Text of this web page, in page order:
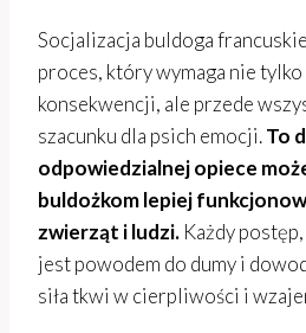
Socjalizacja buldoga
proces, który wymaga nie
konsekwencji, ale przede
szacunku dla psich emocji.To
odpowiedzialnej opiece
buldożkom lepiej
zwierząt i ludzi. Każdy
jest powodem do dumy i
siła tkwi w cierpliwości i